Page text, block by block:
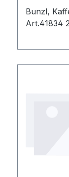
Bunzl,
Art.41834